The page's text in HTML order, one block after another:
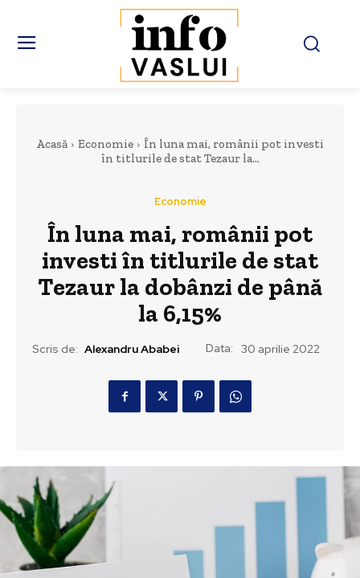
Acasă Economie
În luna mai, românii pot investi
în titlurile de stat Tezaur la...
Economie
În luna mai, românii pot
investi în titlurile de stat
Tezaur la dobânzi de până
la 6,15%
Scris de: Alexandru Ababei Data: 30 aprilie 2022